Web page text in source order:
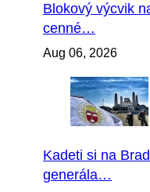
Blokový výcvik
cenné…
Aug 06, 2026
Kadeti si na
generála…